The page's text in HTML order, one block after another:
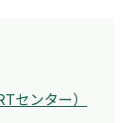
センター）